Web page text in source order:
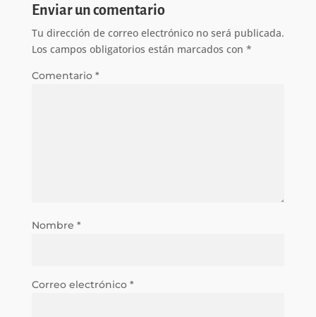
Enviar un comentario
Tu dirección de correo electrónico no será publicada.
Los campos obligatorios están marcados con *
Comentario *
Nombre *
Correo electrónico *